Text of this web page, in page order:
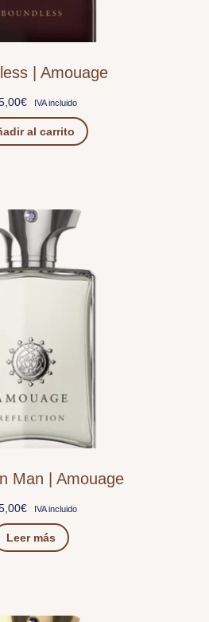
| Amouage
€ IVA incluido
al carrito
Man | Amouage
€ IVA incluido
Leer más